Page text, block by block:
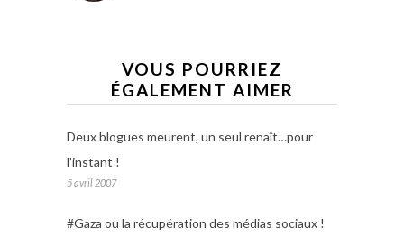
VOUS POURRIEZ
ÉGALEMENT AIMER
Deux blogues meurent, un seul renaît…pour
l’instant !
5 avril 2007
#Gaza ou la récupération des médias sociaux !